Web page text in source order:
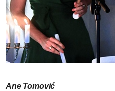
Ane Tomović